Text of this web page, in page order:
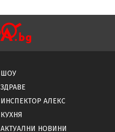
ШОУ
ЗДРАВЕ
ИНСПЕКТОР АЛЕКС
КУХНЯ
АКТУАЛНИ НОВИНИ